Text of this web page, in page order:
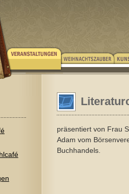
präsentiert von Frau
Adam vom
Buchhandels.